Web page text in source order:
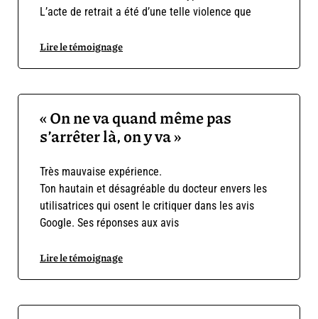
L’acte de retrait a été d’une telle violence que
Lire le témoignage
« On ne va quand même pas
s’arrêter là, on y va »
Très mauvaise expérience.
Ton hautain et désagréable du docteur envers les
utilisatrices qui osent le critiquer dans les avis
Google. Ses réponses aux avis
Lire le témoignage